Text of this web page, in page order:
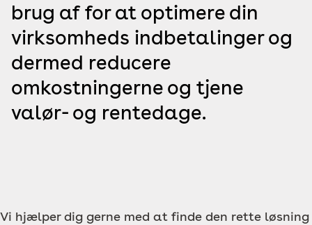
brug af for at optimere din
virksomheds indbetalinger og
dermed reducere
omkostningerne og tjene
valør- og rentedage.
Vi hjælper dig gerne med at finde den rette løsning